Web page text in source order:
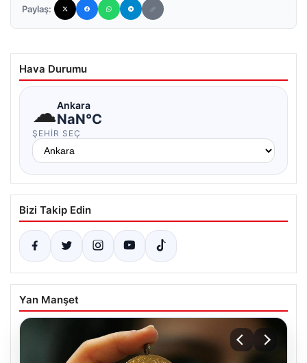
Paylaş:
Hava Durumu
☁Ankara
NaN°C
ŞEHIR SEÇ
Bizi Takip Edin
Yan Manşet